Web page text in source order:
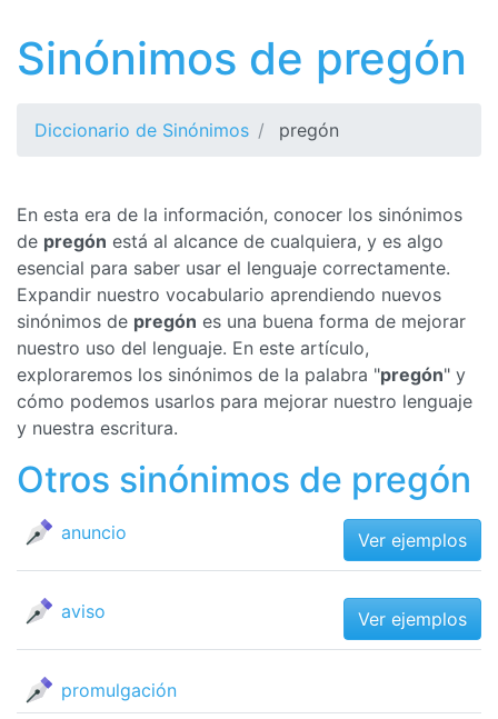
Sinónimos de pregón
Diccionario de Sinónimos pregón
En esta era de la información, conocer los sinónimos
de pregón está al alcance de cualquiera, y es algo
esencial para saber usar el lenguaje correctamente.
Expandir nuestro vocabulario aprendiendo nuevos
sinónimos de pregón es una buena forma de mejorar
nuestro uso del lenguaje. En este artículo,
exploraremos los sinónimos de la palabra "pregón" y
cómo podemos usarlos para mejorar nuestro lenguaje
y nuestra escritura.
Otros sinónimos de pregón
anuncio Ver ejemplos
aviso Ver ejemplos
promulgación